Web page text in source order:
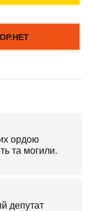
ордою
та могили.
депутат